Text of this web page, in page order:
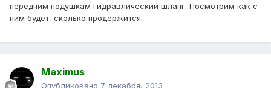
передним подушкам гидравлический шланг. Посмотрим как с
ним будет, сколько продержится.
Maximus
Опубликовано 7 декабря, 2013